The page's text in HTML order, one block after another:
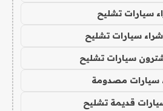
سيارات تشليح
سيارات تشليح
سيارات تشليح
سيارات مصدومة
قديمة تشليح